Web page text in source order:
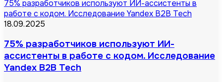
75% разработчиков используют ИИ-ассистенты в
работе с кодом. Исследование Yandex B2B Tech
18.09.2025
75% разработчиков используют ИИ-
ассистенты в работе с кодом. Исследование
Yandex B2B Tech